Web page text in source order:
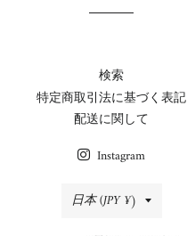
検索
特定商取引法に基づく表記
配送に関して
Instagram
国/
日本 (JPY ¥)